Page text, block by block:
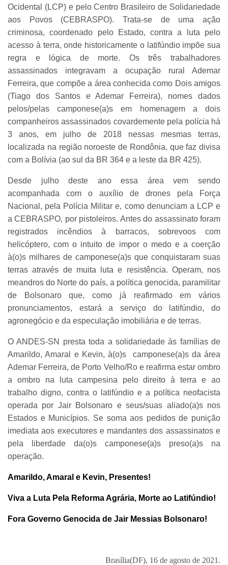
Ocidental (LCP) e pelo Centro Brasileiro de Solidariedade
aos Povos (CEBRASPO). Trata-se de uma ação
criminosa, coordenado pelo Estado, contra a luta pelo
acesso à terra, onde historicamente o latifúndio impõe sua
regra e lógica de morte. Os três trabalhadores
assassinados integravam a ocupação rural Ademar
Ferreira, que compõe a área conhecida como Dois amigos
(Tiago dos Santos e Ademar Ferreira), nomes dados
pelos/pelas camponese(a)s em homenagem a dois
companheiros assassinados covardemente pela polícia há
3 anos, em julho de 2018 nessas mesmas terras,
localizada na região noroeste de Rondônia, que faz divisa
com a Bolívia (ao sul da BR 364 e a leste da BR 425).
Desde julho deste ano essa área vem sendo
acompanhada com o auxílio de drones pela Força
Nacional, pela Polícia Militar e, como denunciam a LCP e
a CEBRASPO, por pistoleiros. Antes do assassinato foram
registrados incêndios à barracos, sobrevoos com
helicóptero, com o intuito de impor o medo e a coerção
à(o)s milhares de camponese(a)s que conquistaram suas
terras através de muita luta e resistência. Operam, nos
meandros do Norte do país, a política genocida, paramilitar
de Bolsonaro que, como já reafirmado em vários
pronunciamentos, estará a serviço do latifúndio, do
agronegócio e da especulação imobiliária e de terras.
O ANDES-SN presta toda a solidariedade às famílias de
Amarildo, Amaral e Kevin, à(o)s camponese(a)s da área
Ademar Ferreira, de Porto Velho/Ro e reafirma estar ombro
a ombro na luta campesina pelo direito à terra e ao
trabalho digno, contra o latifúndio e a política neofacista
operada por Jair Bolsonaro e seus/suas aliado(a)s nos
Estados e Municípios. Se soma aos pedidos de punição
imediata aos executores e mandantes dos assassinatos e
pela liberdade da(o)s camponese(a)s preso(a)s na
operação.
Amarildo, Amaral e Kevin, Presentes!
Viva a Luta Pela Reforma Agrária, Morte ao Latifúndio!
Fora Governo Genocida de Jair Messias Bolsonaro!
Brasília(DF), 16 de agosto de 2021.